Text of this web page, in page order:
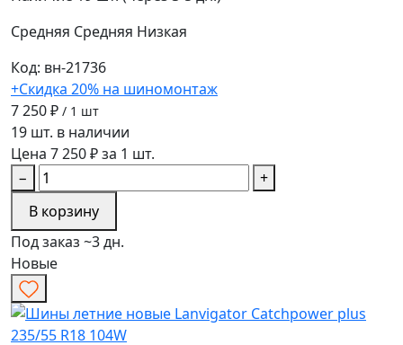
Средняя Средняя Низкая
Код: вн-21736
+Скидка 20% на шиномонтаж
7 250 ₽ / 1 шт
19 шт. в наличии
Цена 7 250 ₽ за 1 шт.
−
+
В корзину
Под заказ ~3 дн.
Новые